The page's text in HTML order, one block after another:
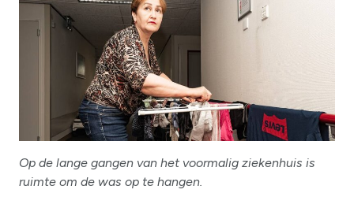
Op de lange gangen van het voormalig ziekenhuis is
ruimte om de was op te hangen.